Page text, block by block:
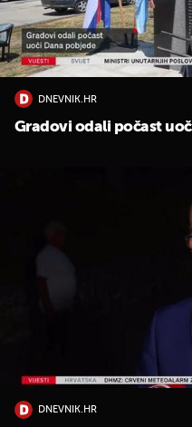
DNEVNIK.HR
Gradovi odali počast
DNEVNIK.HR